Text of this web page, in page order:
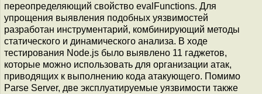
переопределяющий свойство evalFunctions. Для
упрощения выявления подобных уязвимостей
разработан инструментарий, комбинирующий методы
статического и динамического анализа. В ходе
тестирования Node.js было выявлено 11 гаджетов,
которые можно использовать для организации атак,
приводящих к выполнению кода атакующего. Помимо
Parse Server, две эксплуатируемые уязвимости также